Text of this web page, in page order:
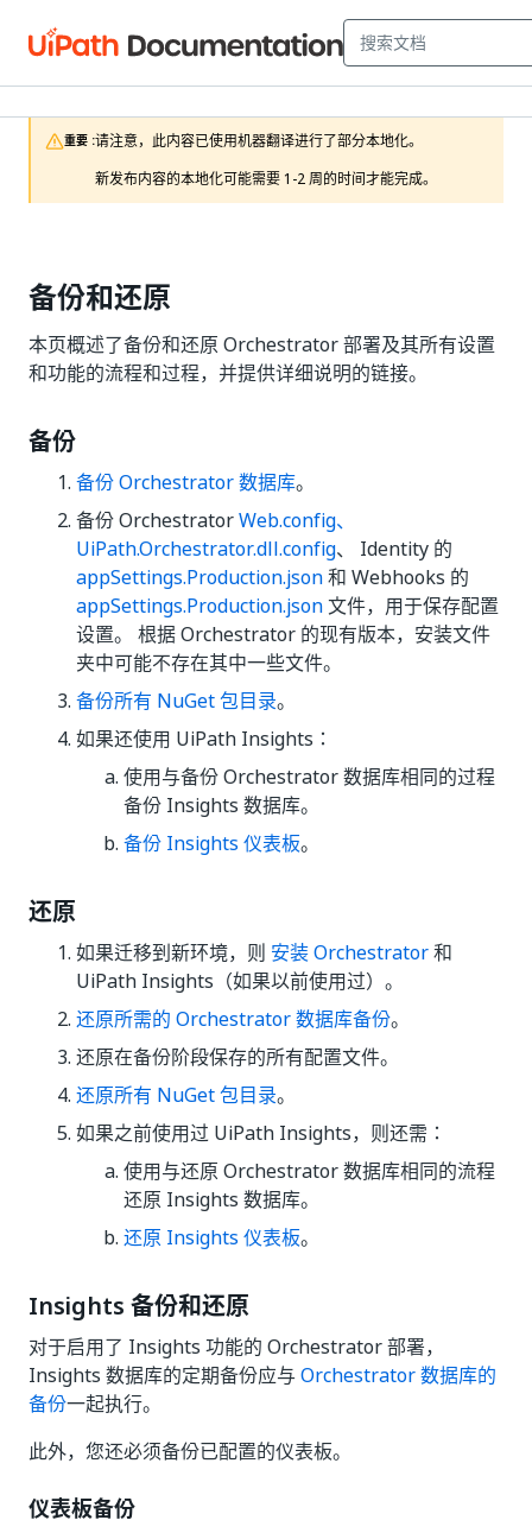
重要 :请注意，此内容已使用机器翻译进行了部分本地化。
新发布内容的本地化可能需要 1-2 周的时间才能完成。
备份和还原
本页概述了备份和还原 Orchestrator 部署及其所有设置
和功能的流程和过程，并提供详细说明的链接。
备份
备份 Orchestrator 数据库。
备份 OrchestratorWeb.config、
UiPath.Orchestrator.dll.config、 Identity 的
appSettings.Production.json和 Webhooks 的
appSettings.Production.json文件，用于保存配置
设置。 根据 Orchestrator 的现有版本，安装文件
夹中可能不存在其中一些文件。
备份所有 NuGet 包目录。
如果还使用 UiPath Insights：
使用与备份 Orchestrator 数据库相同的过程
备份 Insights 数据库。
备份 Insights 仪表板。
还原
如果迁移到新环境，则 安装 Orchestrator和
UiPath Insights（如果以前使用过）。
还原所需的 Orchestrator 数据库备份。
还原在备份阶段保存的所有配置文件。
还原所有 NuGet 包目录。
如果之前使用过 UiPath Insights，则还需：
使用与还原 Orchestrator 数据库相同的流程
还原 Insights 数据库。
还原 Insights 仪表板。
Insights 备份和还原
对于启用了 Insights 功能的 Orchestrator 部署，
Insights 数据库的定期备份应与Orchestrator 数据库的
备份一起执行。
此外，您还必须备份已配置的仪表板。
仪表板备份